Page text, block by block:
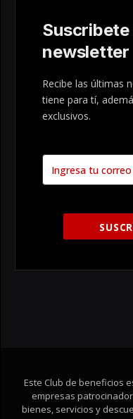
newsletter
Recibe las últimas
tiene para tí,
exclusivos.
Este Club de beneficios
empresas
bienes, servicios y